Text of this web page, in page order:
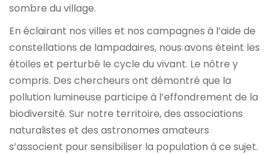
sombre du village.
En éclairant nos villes et nos campagnes à l’aide de
constellations de lampadaires, nous avons éteint les
étoiles et perturbé le cycle du vivant. Le nôtre y
compris. Des chercheurs ont démontré que la
pollution lumineuse participe à l’effondrement de la
biodiversité. Sur notre territoire, des associations
naturalistes et des astronomes amateurs
s’associent pour sensibiliser la population à ce sujet.